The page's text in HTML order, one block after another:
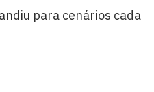
para cenários cada